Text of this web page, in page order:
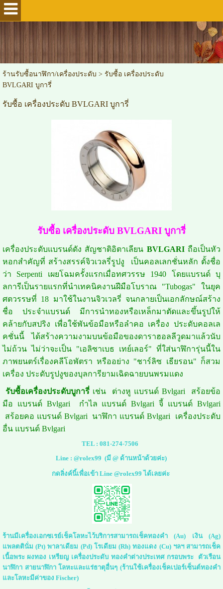
ร้านรับซื้อนาฬิกา/เครื่องประดับ > รับซื้อ เครื่องประดับ
BVLGARI บูการี่
รับซื้อ เครื่องประดับ BVLGARI บูการี่
รับซื้อ เครื่องประดับ BVLGARI บูการี่
เครื่องประดับแบรนด์ดัง สัญชาติอิตาเลียน BVLGARI ถือเป็นหัว
หอกสำคัญที่ สร้างสรรค์จิวเวลรี่รูปงู เป็นคอลเลกชั่นหลัก ตั้งชื่อ
ว่า Serpenti เผยโฉมครั้งแรกเมื่อทศวรรษ 1940 โดยแบรนด์ บุ
ลการีเป็นรายแรกที่นำเทคนิคงานฝีมือโบราณ "Tubogas" ในยุค
ศตวรรษที่ 18 มาใช้ในงานจิวเวลรี่ จนกลายเป็นเอกลักษณ์สร้าง
ชื่อ ประจำแบรนด์ มีการนำทองหรือเหล็กมาตัดและขึ้นรูปให้
คล้ายกับสปริง เพื่อใช้พันข้อมือหรือลำคอ เครื่อง ประดับคอลเล
คชั่นนี้ ได้สร้างความงามบนข้อมือของดาราฮอลลีวูดมาแล้วนับ
ไม่ถ้วน ไม่ว่าจะเป็น "เอลิซาเบธ เทย์เลอร์" ที่ใส่นาฬิการุ่นนี้ใน
ภาพยนตร์เรื่องคลีโอพัตรา หรืออย่าง "ชาร์ลิซ เธียรอน" ก็สวม
เครื่อง ประดับรูปงูของบุลการียามเฉิดฉายบนพรมแดง
รับซื้อเครื่องประดับบูการี่เช่น ต่างหู แบรนด์ Bvlgari สร้อยข้อ
มือ แบรนด์ Bvlgari กำไล แบรนด์ Bvlgari จี้ แบรนด์ Bvlgari
สร้อยคอ แบรนด์ Bvlgari นาฬิกา แบรนด์ Bvlgari เครื่องประดับ
อื่น แบรนด์ Bvlgari
TEL : 081-274-7506
Line :@rolex99 (มี @ ด้านหน้าด้วยค่ะ)
กดลิ่งค์นี้เพื่อเข้า Line @rolex99 ได้เลยค่ะ
ร้านมีเครื่องเอกซเรย์เช็คโลหะไว้บริการสามารถเช็คทองคำ (Au) เงิน (Ag)
แพลตตินั่ม (Pt) พาลาเดียม (Pd) โรเดียม (Rh) ทองแดง (Cu) ฯลฯ สามารถเช็ค
เนื้อพระ ผงทอง เหรียญ เครื่องประดับ ทองคำต่างประเทศ กรอบพระ ตัวเรือน
นาฬิกา สายนาฬิกา โลหะและแร่ธาตุอื่นๆ (ร้านใช้เครื่องเช็คเปอร์เซ็นต์ทองคำ
และโลหะมีค่าของ Fischer)